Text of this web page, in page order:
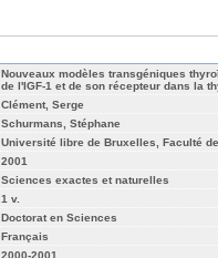
Nouveaux modèles transgéniques
de l'IGF-1 et de son récepteur dans la
Clément, Serge
Schurmans, Stéphane
Université libre de Bruxelles, Faculté
2001
Sciences exactes et naturelles
1 v.
Doctorat en Sciences
Français
2000-2001